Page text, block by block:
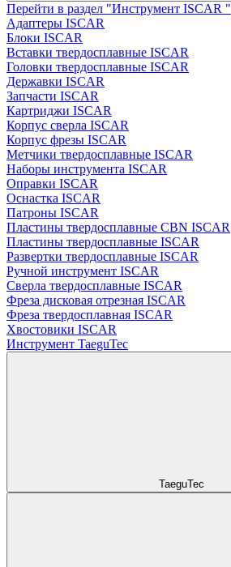
Перейти в раздел "Инструмент ISCAR "
Адаптеры ISCAR
Блоки ISCAR
Вставки твердосплавные ISCAR
Головки твердосплавные ISCAR
Державки ISCAR
Запчасти ISCAR
Картриджи ISCAR
Корпус сверла ISCAR
Корпус фрезы ISCAR
Метчики твердосплавные ISCAR
Наборы инструмента ISCAR
Оправки ISCAR
Оснастка ISCAR
Патроны ISCAR
Пластины твердосплавные CBN ISCAR
Пластины твердосплавные ISCAR
Развертки твердосплавные ISCAR
Ручной инструмент ISCAR
Сверла твердосплавные ISCAR
Фреза дисковая отрезная ISCAR
Фреза твердосплавная ISCAR
Хвостовики ISCAR
Инструмент TaeguTec
TaeguTec